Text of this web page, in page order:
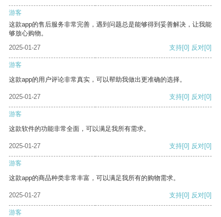
游客
这款app的售后服务非常完善，遇到问题总是能够得到妥善解决，让我能
够放心购物。
2025-01-27
支持[0] 反对[0]
游客
这款app的用户评论非常真实，可以帮助我做出更准确的选择。
2025-01-27 支持[0] 反对[0]
游客
这款软件的功能非常全面，可以满足我所有需求。
2025-01-27 支持[0] 反对[0]
游客
这款app的商品种类非常丰富，可以满足我所有的购物需求。
2025-01-27 支持[0] 反对[0]
游客